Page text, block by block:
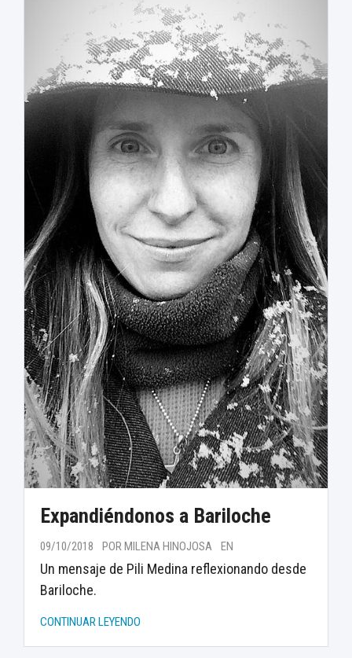
Expandiéndonos a Bariloche
09/10/2018 POR MILENA HINOJOSA EN
Un mensaje de Pili Medina reflexionando desde
Bariloche.
CONTINUAR LEYENDO